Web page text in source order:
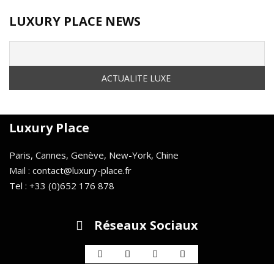
LUXURY PLACE NEWS
Luxury Place
Paris, Cannes, Genève, New-York, Chine
Mail : contact@luxury-place.fr
Tel : +33 (0)652 176 878
Réseaux Sociaux